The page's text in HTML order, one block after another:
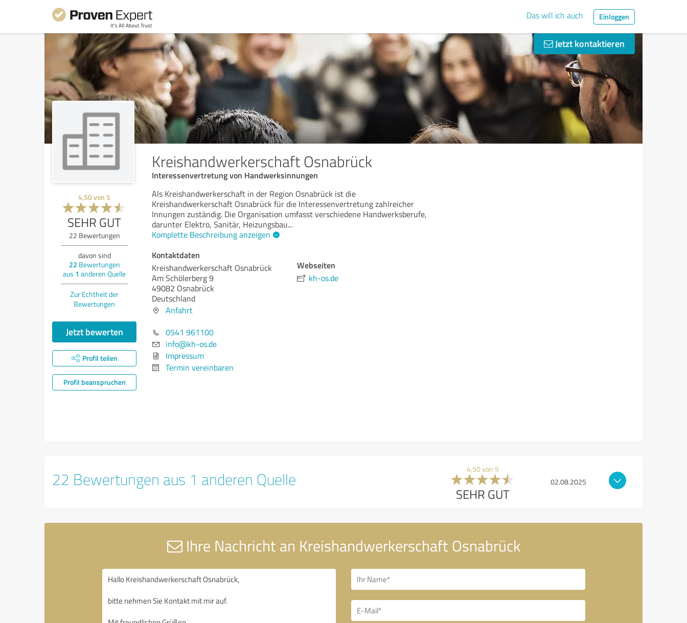
Das will ich auch Einloggen
Jetzt kontaktieren
Kreishandwerkerschaft Osnabrück
Interessenvertretung von Handwerksinnungen
4,50von 5
SEHR GUT
22 Bewertungen
davon sind
22 Bewertungen
aus 1 anderen Quelle
Zur Echtheit der
Bewertungen
Jetzt bewerten
Profil teilen
Profil beanspruchen
Als Kreishandwerkerschaft in der Region Osnabrück ist die
Kreishandwerkerschaft Osnabrück für die Interessenvertretung zahlreicher
Innungen zuständig. Die Organisation umfasst verschiedene Handwerksberufe,
darunter Elektro, Sanitär, Heizungsbau...
Komplette Beschreibung anzeigen
Kontaktdaten
Kreishandwerkerschaft Osnabrück
Am Schölerberg 9
49082 Osnabrück
Deutschland
Anfahrt
0541 961100
info@kh-os.de
Impressum
Termin vereinbaren
Webseiten
kh-os.de
22 Bewertungen aus 1 anderen Quelle 4,50 von 5
SEHR GUT
02.08.2025
Ihre Nachricht an Kreishandwerkerschaft Osnabrück